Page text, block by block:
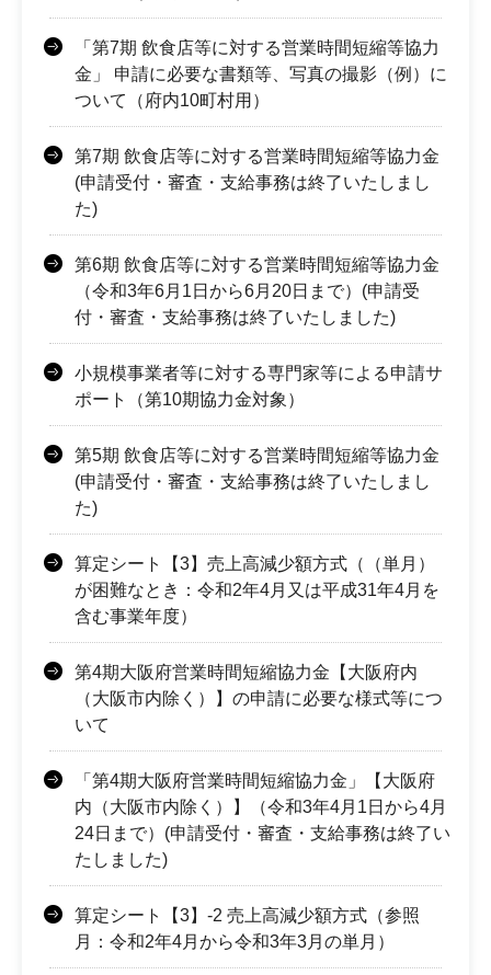
「第7期 飲食店等に対する営業時間短縮等協力
金」 申請に必要な書類等、写真の撮影（例）に
ついて（府内10町村用）
第7期 飲食店等に対する営業時間短縮等協力金
(申請受付・審査・支給事務は終了いたしまし
た)
第6期 飲食店等に対する営業時間短縮等協力金
（令和3年6月1日から6月20日まで）(申請受
付・審査・支給事務は終了いたしました)
小規模事業者等に対する専門家等による申請サ
ポート（第10期協力金対象）
第5期 飲食店等に対する営業時間短縮等協力金
(申請受付・審査・支給事務は終了いたしまし
た)
算定シート【3】売上高減少額方式（（単月）
が困難なとき：令和2年4月又は平成31年4月を
含む事業年度）
第4期大阪府営業時間短縮協力金【大阪府内
（大阪市内除く）】の申請に必要な様式等につ
いて
「第4期大阪府営業時間短縮協力金」【大阪府
内（大阪市内除く）】（令和3年4月1日から4月
24日まで）(申請受付・審査・支給事務は終了い
たしました)
算定シート【3】-2 売上高減少額方式（参照
月：令和2年4月から令和3年3月の単月）